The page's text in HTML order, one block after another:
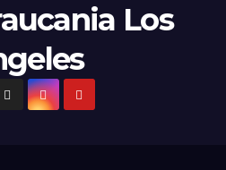
Los